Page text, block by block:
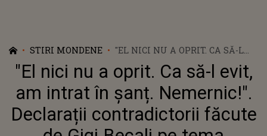
STIRI MONDENE
"EL NICI NU A OPRIT. CA SĂ-L
EVIT, AM INTRAT ÎN
ȘANȚ. NEMERNIC!". DECLARAȚII
CONTRADICTORII FĂCUTE DE
GIGI BECALI PE TEMA
ACCIDENTULUI ÎN CARE A FOST
IMPLICAT. CUM A AJUNS
"El nici nu a oprit. Ca să-l evit,
am intrat în șanț. Nemernic!".
Declarații contradictorii făcute